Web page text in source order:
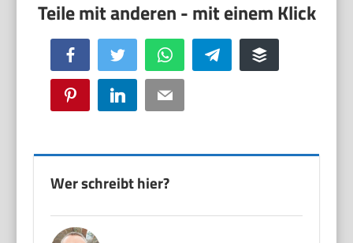
Facebook Twitter WhatsApp Telegram Buffer
Pinterest LinkedIn Email
Wer schreibt hier?